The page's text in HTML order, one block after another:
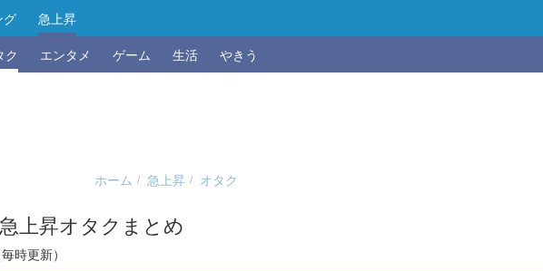
グ
急上昇
ク エンタメ ゲーム 生活 やきう
ホーム 急上昇 オタク
上昇オタクまとめ
時更新）